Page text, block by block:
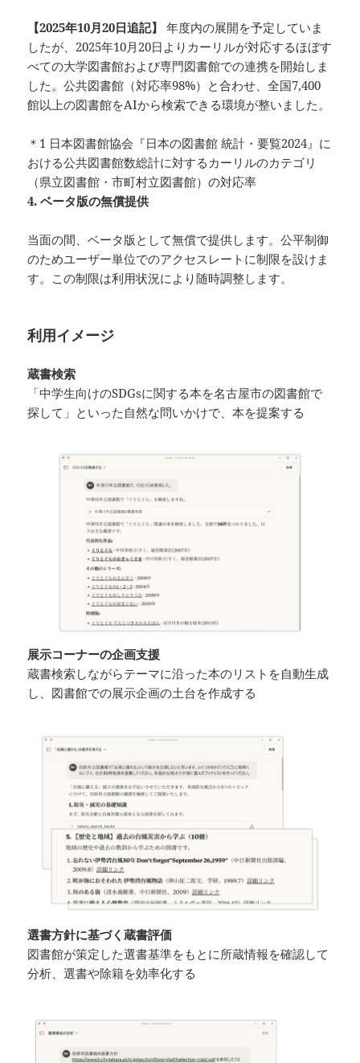
【2025年10月20日追記】
年度内の展開を予定していま
したが、2025年10月20日よりカーリルが対応するほぼす
べての大学図書館および専門図書館での連携を開始しま
した。公共図書館（対応率98%）と合わせ、全国7,400
館以上の図書館をAIから検索できる環境が整いました。
＊1 日本図書館協会『日本の図書館 統計・要覧2024』に
おける公共図書館数総計に対するカーリルのカテゴリ
（県立図書館・市町村立図書館）の対応率
4. ベータ版の無償提供
当面の間、ベータ版として無償で提供します。公平制御
のためユーザー単位でのアクセスレートに制限を設けま
す。この制限は利用状況により随時調整します。
利用イメージ
蔵書検索
「中学生向けのSDGsに関する本を名古屋市の図書館で
探して」といった自然な問いかけで、本を提案する
展示コーナーの企画支援
蔵書検索しながらテーマに沿った本のリストを自動生成
し、図書館での展示企画の土台を作成する
選書方針に基づく蔵書評価
図書館が策定した選書基準をもとに所蔵情報を確認して
分析、選書や除籍を効率化する